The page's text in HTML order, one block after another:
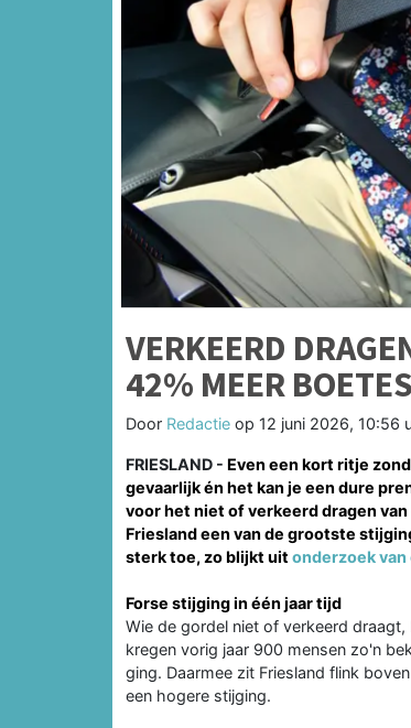
VERKEERD
42% MEER
Door Redactie op 12 juni 2026, 10:56
FRIESLAND - Even een kort ritje
gevaarlijk én het kan je een dure
voor het niet of verkeerd dragen
Friesland een van de grootste
sterk toe, zo blijkt uit onderzoek
Forse stijging in één jaar tijd
Wie de gordel niet of verkeerd
kregen vorig jaar 900 mensen zo'n
ging. Daarmee zit Friesland flink
een hogere stijging.